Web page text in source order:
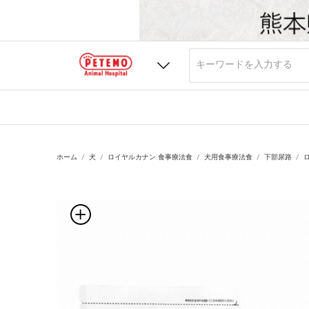
ホーム 犬 ロイヤルカナン 食事療法食 犬用食事療法食 下部尿路